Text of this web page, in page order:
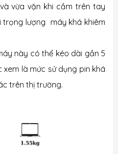
vừa vặn khi cầm trên tay
trọng lượng máy khá khiêm
này có thể kéo dài gần 5
là mức sử dụng pin khá
trên thị trường.